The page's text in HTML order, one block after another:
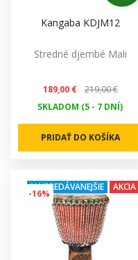
Kangaba KDJM12
Stredné djembé Mali
189,00 €
219,00 €
SKLADOM (5 - 7 DNÍ)
PRIDAŤ DO KOŠÍKA
-16%
NAJPREDÁVANEJŠIE AKCIA